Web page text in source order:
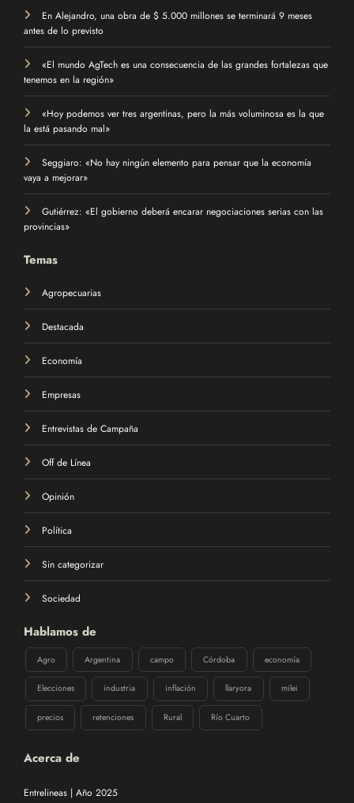
En Alejandro, una obra de $ 5.000 millones se terminará 9 meses
antes de lo previsto
«El mundo AgTech es una consecuencia de las grandes fortalezas que
tenemos en la región»
«Hoy podemos ver tres argentinas, pero la más voluminosa es la que
la está pasando mal»
Seggiaro: «No hay ningún elemento para pensar que la economía
vaya a mejorar»
Gutiérrez: «El gobierno deberá encarar negociaciones serias con las
provincias»
Temas
Agropecuarias
Destacada
Economía
Empresas
Entrevistas de Campaña
Off de Línea
Opinión
Política
Sin categorizar
Sociedad
Hablamos de
Agro Argentina campo Córdoba economía
Elecciones industria inflación llaryora milei
precios retenciones Rural Río Cuarto
Acerca de
Entrelineas | Año 2025